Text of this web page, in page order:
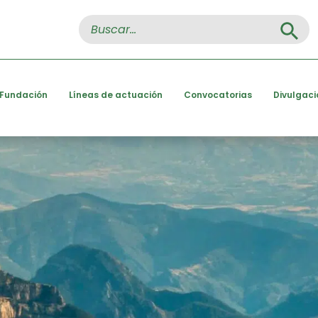
Search
for:
Search Button
Líneas de actuación Convocatorias